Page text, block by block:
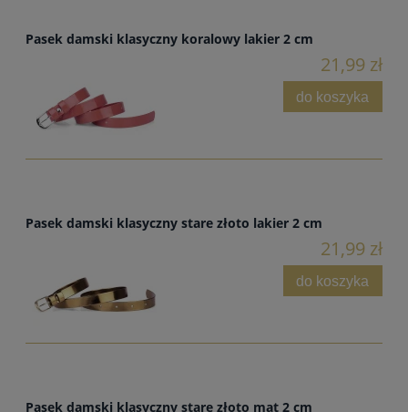
Pasek damski klasyczny koralowy lakier 2 cm
21,99 zł
do koszyka
Pasek damski klasyczny stare złoto lakier 2 cm
21,99 zł
do koszyka
Pasek damski klasyczny stare złoto mat 2 cm